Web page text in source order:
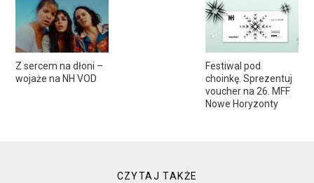
Z sercem na dłoni –
wojaże na NH VOD
Festiwal pod
choinkę. Sprezentuj
voucher na 26. MFF
Nowe Horyzonty
CZYTAJ TAKŻE